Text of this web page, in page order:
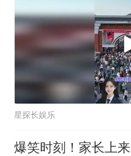
星探长娱乐
爆笑时刻！家长上